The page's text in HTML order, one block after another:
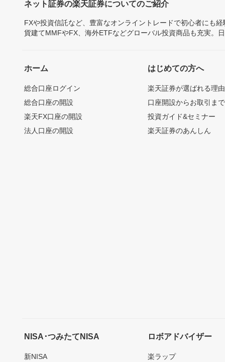
ネット証券の楽天証券についてのご紹介
FXや投資信託など、豊富なオンライントレードで初心者にも
貨建てMMFやFX、海外ETFなどグローバル投資商品も充実。
ホーム
総合口座ログイン
総合口座の開設
楽天FX口座の開設
法人口座の開設
はじめての方へ
楽天証券が選ばれる理由
口座開設からお取引ま
投資ガイド&セミナー
楽天証券のあんしん
NISA･つみたてNISA
新NISA
ロボアドバイザー
楽ラップ